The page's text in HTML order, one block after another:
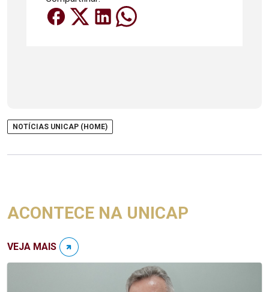
NOTÍCIAS UNICAP (HOME)
ACONTECE NA UNICAP
VEJA MAIS